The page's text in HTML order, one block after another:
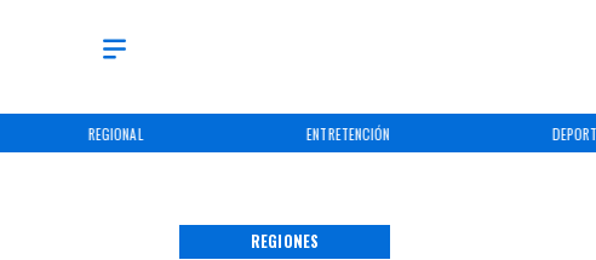
REGIONAL ENTRETENCIÓN
REGIONES